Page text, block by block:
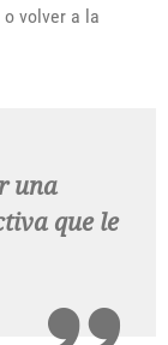
volver a la
una
que le